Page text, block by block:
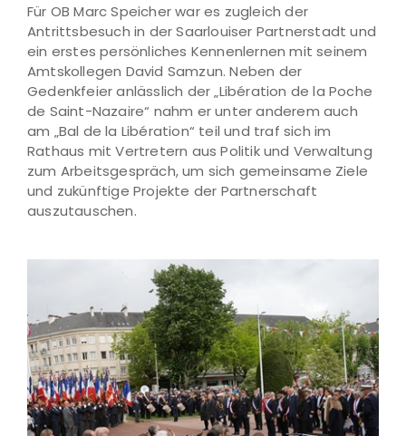
Für OB Marc Speicher war es zugleich der
Antrittsbesuch in der Saarlouiser Partnerstadt und
ein erstes persönliches Kennenlernen mit seinem
Amtskollegen David Samzun. Neben der
Gedenkfeier anlässlich der „Libération de la Poche
de Saint-Nazaire“ nahm er unter anderem auch
am „Bal de la Libération“ teil und traf sich im
Rathaus mit Vertretern aus Politik und Verwaltung
zum Arbeitsgespräch, um sich gemeinsame Ziele
und zukünftige Projekte der Partnerschaft
auszutauschen.